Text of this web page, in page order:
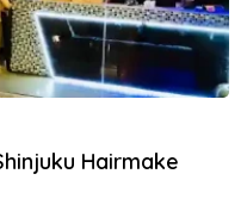
Hairmake